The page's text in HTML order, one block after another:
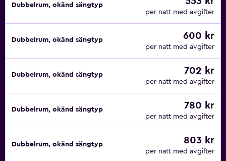
Dubbelrum, okänd sängtyp
per natt med avgifter
Dubbelrum, okänd sängtyp 600 kr
per natt med avgifter
Dubbelrum, okänd sängtyp 702 kr
per natt med avgifter
Dubbelrum, okänd sängtyp 780 kr
per natt med avgifter
Dubbelrum, okänd sängtyp 803 kr
per natt med avgifter